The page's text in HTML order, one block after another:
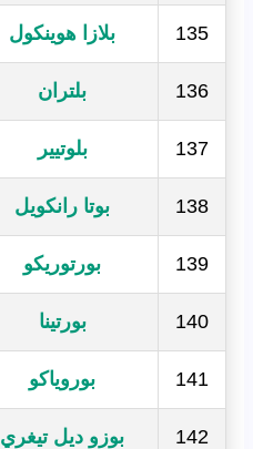
135 بلازا هوينكول
136 بلتران
137 بلوتيير
138 بوتا رانكويل
139 بورتوريكو
140 بورتينا
141 بوروياكو
142 بوزو ديل تيغري